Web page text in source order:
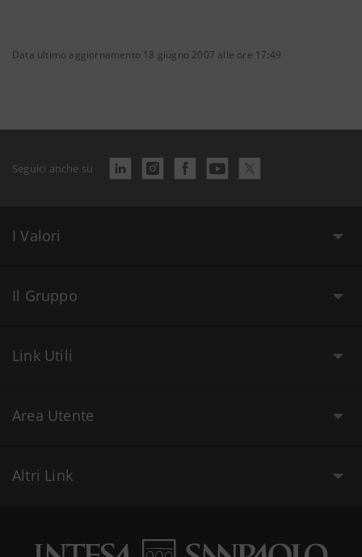
Data ultimo aggiornamento 18 giugno 2007 alle ore 17:49
Seguici anche su
I Valori
Il Gruppo
Link Utili
Area Utente
Altri Link